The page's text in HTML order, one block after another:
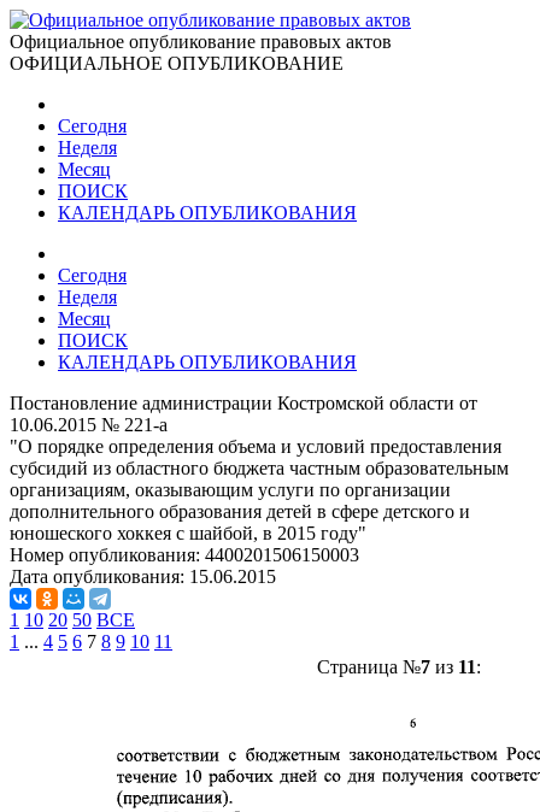
Официальное опубликование правовых актов
ОФИЦИАЛЬНОЕ ОПУБЛИКОВАНИЕ
Сегодня
Неделя
Месяц
ПОИСК
КАЛЕНДАРЬ ОПУБЛИКОВАНИЯ
Сегодня
Неделя
Месяц
ПОИСК
КАЛЕНДАРЬ ОПУБЛИКОВАНИЯ
Постановление администрации Костромской области от
10.06.2015 № 221-а
"О порядке определения объема и условий предоставления
субсидий из областного бюджета частным образовательным
организациям, оказывающим услуги по организации
дополнительного образования детей в сфере детского и
юношеского хоккея с шайбой, в 2015 году"
Номер опубликования: 4400201506150003
Дата опубликования: 15.06.2015
1 10 20 50 ВСЕ
1 ... 4 5 6 7 8 9 10 11
Страница №7 из 11: